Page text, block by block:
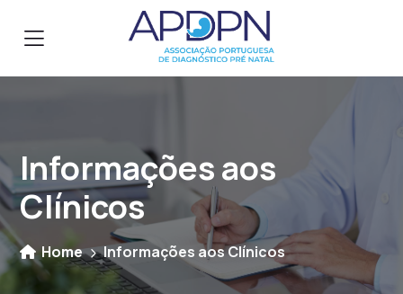
Informações aos
Clínicos
Home Informações aos Clínicos